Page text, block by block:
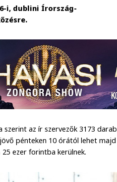
i, dublini Írország-
az ír szervezők 3173 darab
pénteken 10 órától lehet majd
ezer forintba kerülnek.